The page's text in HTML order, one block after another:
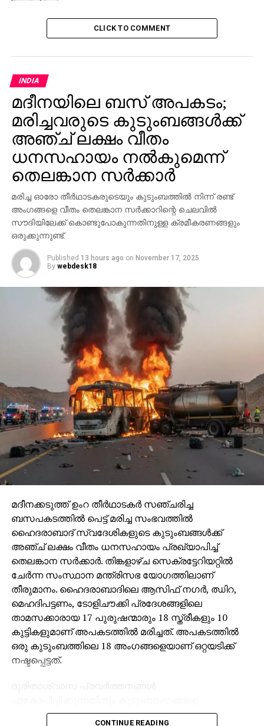
CLICK TO COMMENT
INDIA
മദീനയിലെ ബസ് അപകടം;
മരിച്ചവരുടെ കുടുംബങ്ങള്‍ക്ക്
അഞ്ച് ലക്ഷം വീതം
ധനസഹായം നല്‍കുമെന്ന്
തെലങ്കാന സര്‍ക്കാര്‍
മരിച്ച ഓരോ തീര്‍ഥാടകരുടെയും കുടുംബത്തില്‍ നിന്ന് രണ്ട്
അംഗങ്ങളെ വീതം തെലങ്കാന സര്‍ക്കാറിന്റെ ചെലവില്‍
സൗദിയിലേക്ക് കൊണ്ടുപോകുന്നതിനുള്ള ക്രമീകരണങ്ങളും
ഒരുക്കുന്നുണ്ട്.
Published 13 hours ago on November 17, 2025
By webdesk18
മദീനക്കടുത്ത് ഉംറ തീര്‍ഥാടകര്‍ സഞ്ചരിച്ച
ബസപകടത്തില്‍ പെട്ട് മരിച്ച സംഭവത്തില്‍
ഹൈദരാബാദ് സ്വദേശികളുടെ കുടുംബങ്ങള്‍ക്ക്
അഞ്ച് ലക്ഷം വീതം ധനസഹായം പ്രഖ്യാപിച്ച്
തെലങ്കാന സര്‍ക്കാര്‍. തിങ്കളാഴ്ച സെക്രട്ടേറിയറ്റില്‍
ചേര്‍ന്ന സംസ്ഥാന മന്ത്രിസഭ യോഗത്തിലാണ്
തീരുമാനം. ഹൈദരാബാദിലെ ആസിഫ് നഗര്‍, ഝിറ,
മെഹദിപട്ടണം, ടോളിചൗക്കി പ്രദേശങ്ങളിലെ
താമസക്കാരായ 17 പുരുഷന്മാരും 18 സ്ത്രീകളും 10
കുട്ടികളുമാണ് അപകടത്തില്‍ മരിച്ചത്. അപകടത്തില്‍
ഒരു കുടുംബത്തിലെ 18 അംഗങ്ങളെയാണ് ഒറ്റയടിക്ക്
നഷ്ടപ്പെട്ടത്.
ദുരിതാശ്വാസ പ്രവര്‍ത്തനങ്ങള്‍
സഹായിക്കുന്നതിനുമായി തെലങ്കാന സംസ്ഥാന
CONTINUE READING